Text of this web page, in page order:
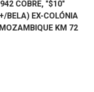
COBRE, "$10"
BELA) EX-COLÓNIA
KM 72